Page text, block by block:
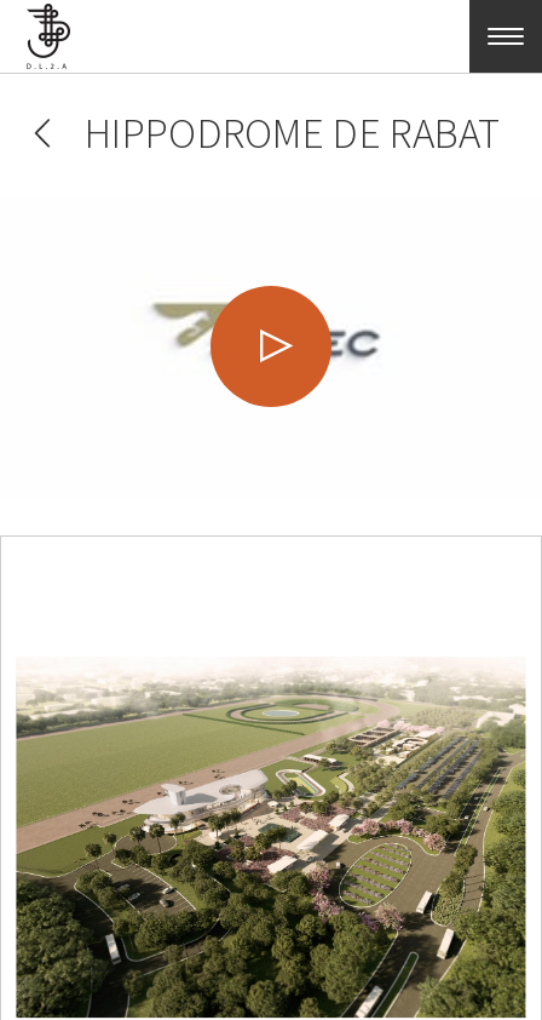
Aller au contenu principal
HIPPODROME DE RABAT